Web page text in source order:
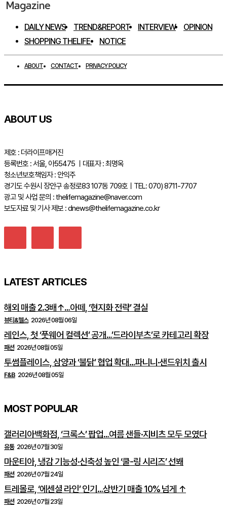
DAILY NEWS TREND&REPORT INTERVIEW
OPINION
SHOPPING THELIFE
NOTICE
ABOUT CONTACT PRIVACY POLICY
ABOUT US
제호 : 더라이프매거진
등록번호 : 서울, 아55475 ㅣ대표자 : 최명옥
청소년보호책임자 : 안익주
경기도 수원시 장안구 송정로83 107동 709호ㅣTEL: 070) 8711-7707
광고 및 사업 문의 : thelifemagazine@naver.com
보도자료 및 기사 제보 : dnews@thelifemagazine.co.kr
LATEST ARTICLES
해외 매출 2.3배↑…아떼, ‘현지화 전략’ 결실
뷰티&헬스 2026년 08월 06일
레인스, 첫 ‘풋웨어 컬렉션’ 공개…’드라이부츠’로 카테고리 확장
패션 2026년 08월 05일
투썸플레이스, 삼양과 ‘불닭’ 협업 확대…파니니·샌드위치 출시
F&B 2026년 08월 05일
MOST POPULAR
갤러리아백화점, ‘크록스’ 팝업…여름 샌들·지비츠 모두 모였다
유통 2026년 07월 30일
마운티아, 냉감 기능성·신축성 높인 ‘쿨-링 시리즈’ 선봬
패션 2026년 07월 24일
트레몰로, ‘에센셜 라인’ 인기…상반기 매출 10% 넘게 ↑
패션 2026년 07월 23일